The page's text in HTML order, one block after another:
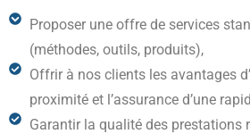
Proposer une offre de services
(méthodes, outils, produits),
Offrir à nos clients les avantages
proximité et l’assurance d’une
Garantir la qualité des prestations